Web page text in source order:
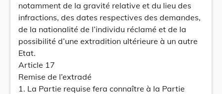
notamment de la gravité relative et du lieu des
infractions, des dates respectives des demandes,
de la nationalité de l’individu réclamé et de la
possibilité d’une extradition ultérieure à un autre
Etat.
Article 17
Remise de l’extradé
1. La Partie requise fera connaître à la Partie